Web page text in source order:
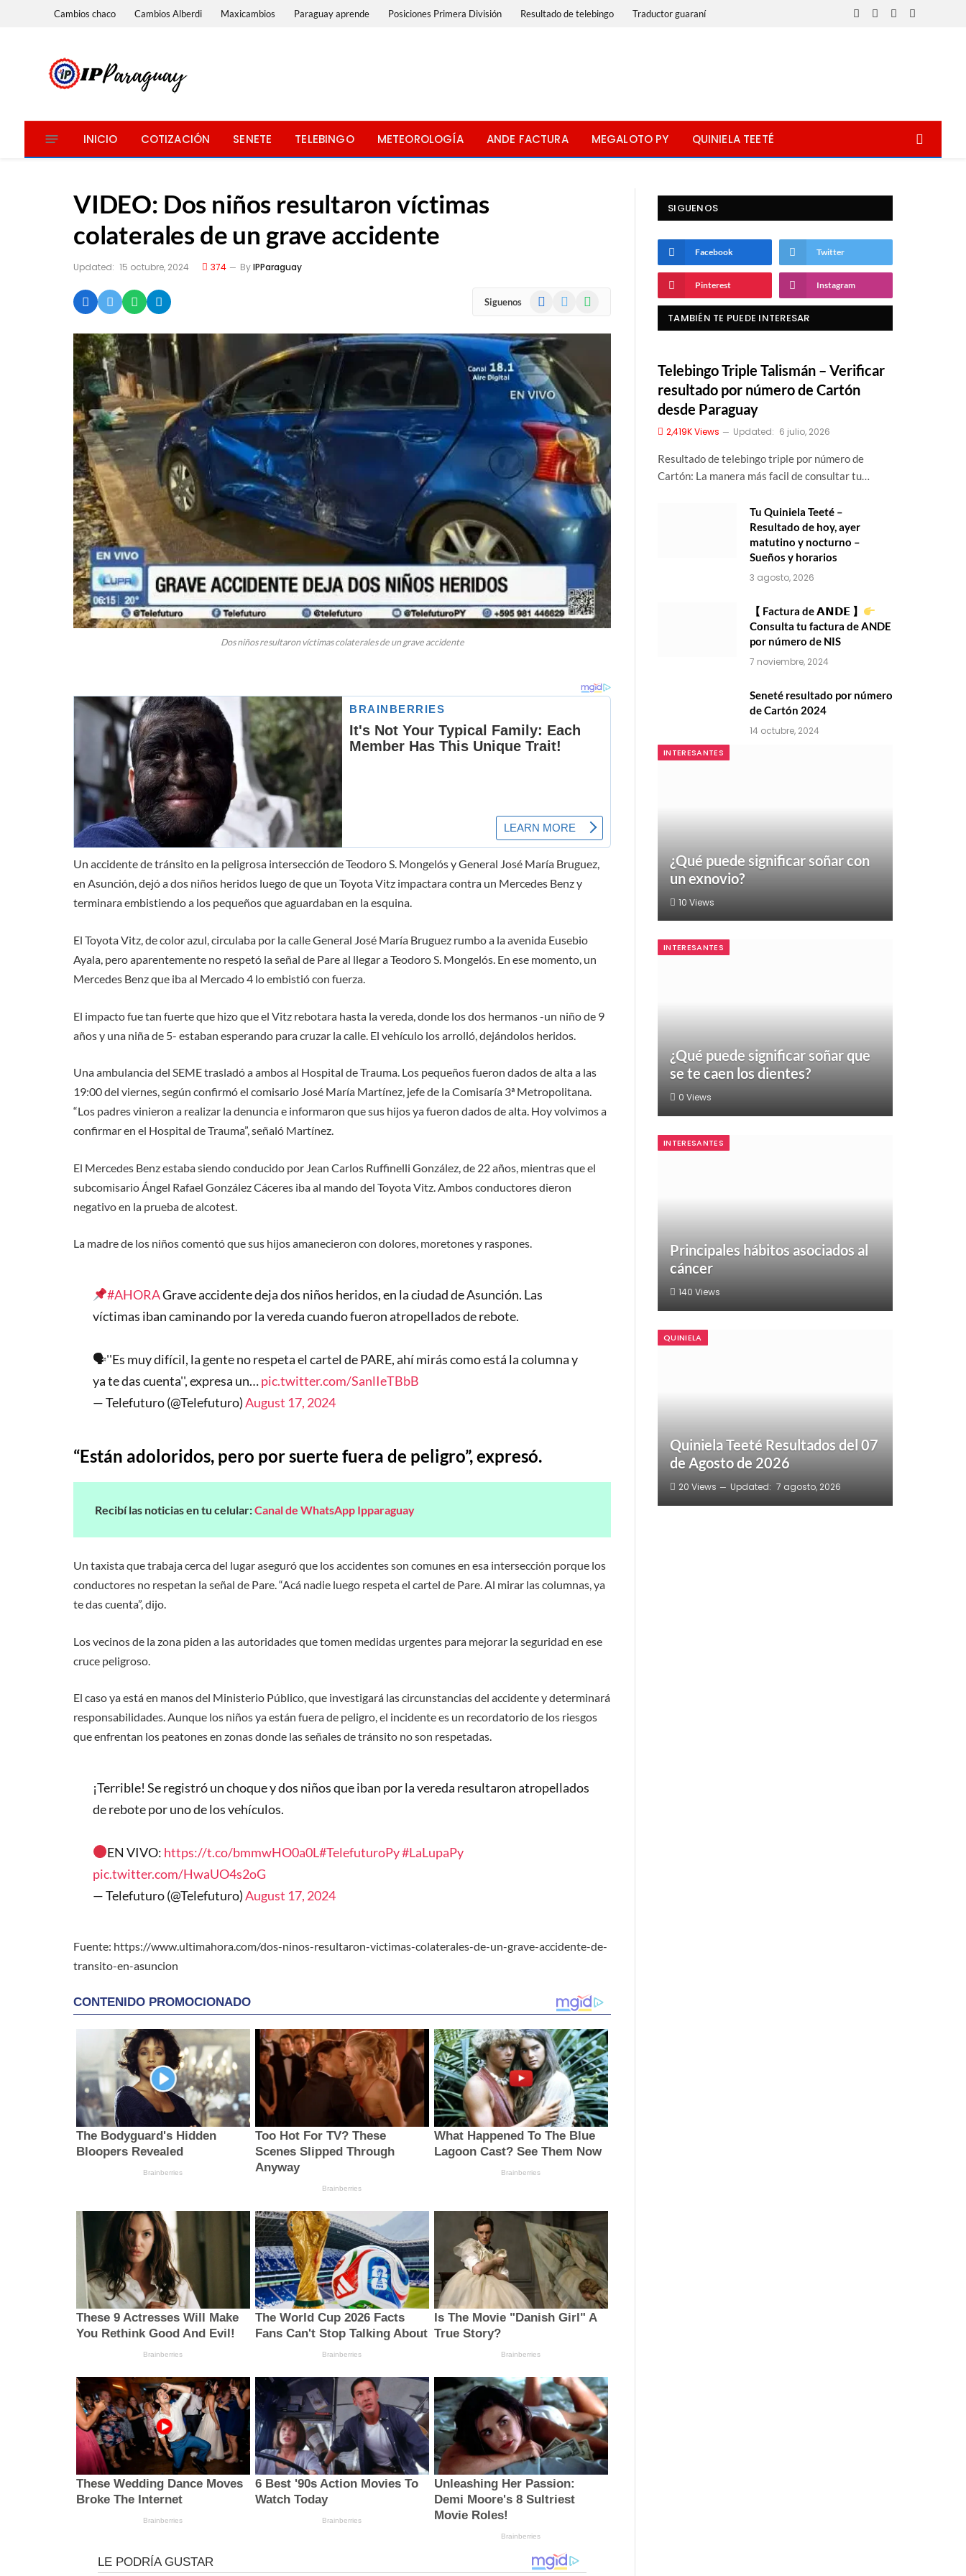
Cambios chaco Cambios Alberdi Maxicambios Paraguay aprende Posiciones Primera División Resultado de telebingo Traductor guaraní
Facebook
X
InstagramWhatsApp
INICIO COTIZACIÓN SENETE TELEBINGO METEOROLOGÍA ANDE FACTURA MEGALOTO PY QUINIELA TEETÉ
VIDEO: Dos niños resultaron víctimas
colaterales de un grave accidente
Updated: 15 octubre, 2024 374 ByIPParaguay
Siguenos Facebook WhatsApp
Dos niños resultaron víctimas colaterales de un grave accidente
Un accidente de tránsito en la peligrosa intersección de Teodoro S. Mongelós y General José María Bruguez,
en Asunción, dejó a dos niños heridos luego de que un Toyota Vitz impactara contra un Mercedes Benz y
terminara embistiendo a los pequeños que aguardaban en la esquina.
El Toyota Vitz, de color azul, circulaba por la calle General José María Bruguez rumbo a la avenida Eusebio
Ayala, pero aparentemente no respetó la señal de Pare al llegar a Teodoro S. Mongelós. En ese momento, un
Mercedes Benz que iba al Mercado 4 lo embistió con fuerza.
El impacto fue tan fuerte que hizo que el Vitz rebotara hasta la vereda, donde los dos hermanos -un niño de 9
años y una niña de 5- estaban esperando para cruzar la calle. El vehículo los arrolló, dejándolos heridos.
Una ambulancia del SEME trasladó a ambos al Hospital de Trauma. Los pequeños fueron dados de alta a las
19:00 del viernes, según confirmó el comisario José María Martínez, jefe de la Comisaría 3ª Metropolitana.
“Los padres vinieron a realizar la denuncia e informaron que sus hijos ya fueron dados de alta. Hoy volvimos a
confirmar en el Hospital de Trauma”, señaló Martínez.
El Mercedes Benz estaba siendo conducido por Jean Carlos Ruffinelli González, de 22 años, mientras que el
subcomisario Ángel Rafael González Cáceres iba al mando del Toyota Vitz. Ambos conductores dieron
negativo en la prueba de alcotest.
La madre de los niños comentó que sus hijos amanecieron con dolores, moretones y raspones.
#AHORAGrave accidente deja dos niños heridos, en la ciudad de Asunción. Las
víctimas iban caminando por la vereda cuando fueron atropellados de rebote.
🗣''Es muy difícil, la gente no respeta el cartel de PARE, ahí mirás como está la columna y
ya te das cuenta'', expresa un…pic.twitter.com/SanlIeTBbB
— Telefuturo (@Telefuturo)August 17, 2024
“Están adoloridos, pero por suerte fuera de peligro”, expresó.
Recibí las noticias en tu celular:Canal de WhatsApp Ipparaguay
Un taxista que trabaja cerca del lugar aseguró que los accidentes son comunes en esa intersección porque los
conductores no respetan la señal de Pare. “Acá nadie luego respeta el cartel de Pare. Al mirar las columnas, ya
te das cuenta”, dijo.
Los vecinos de la zona piden a las autoridades que tomen medidas urgentes para mejorar la seguridad en ese
cruce peligroso.
El caso ya está en manos del Ministerio Público, que investigará las circunstancias del accidente y determinará
responsabilidades. Aunque los niños ya están fuera de peligro, el incidente es un recordatorio de los riesgos
que enfrentan los peatones en zonas donde las señales de tránsito no son respetadas.
¡Terrible! Se registró un choque y dos niños que iban por la vereda resultaron atropellados
de rebote por uno de los vehículos.
EN VIVO: https://t.co/bmmwHO0a0L#TelefuturoPy#LaLupaPy
pic.twitter.com/HwaUO4s2oG
— Telefuturo (@Telefuturo)August 17, 2024
Fuente: https://www.ultimahora.com/dos-ninos-resultaron-victimas-colaterales-de-un-grave-accidente-de-
transito-en-asuncion
SIGUENOS
Facebook Twitter
Pinterest Instagram
TAMBIÉN TE PUEDE INTERESAR
Telebingo Triple Talismán – Verificar
resultado por número de Cartón
desde Paraguay
2,419KViews Updated: 6 julio, 2026
Resultado de telebingo triple por número de
Cartón: La manera más facil de consultar tu…
Tu Quiniela Teeté –
Resultado de hoy, ayer
matutino y nocturno –
Sueños y horarios
3 agosto, 2026
【 Factura de 𝗔𝗡𝗗𝗘 】
Consulta tu factura de ANDE
por número de NIS
7 noviembre, 2024
Seneté resultado por número
de Cartón 2024
14 octubre, 2024
INTERESANTES
¿Qué puede significar soñar con
un exnovio?
10 Views
INTERESANTES
¿Qué puede significar soñar que
se te caen los dientes?
0 Views
INTERESANTES
Principales hábitos asociados al
cáncer
140 Views
QUINIELA
Quiniela Teeté Resultados del 07
de Agosto de 2026
20 Views Updated: 7 agosto, 2026